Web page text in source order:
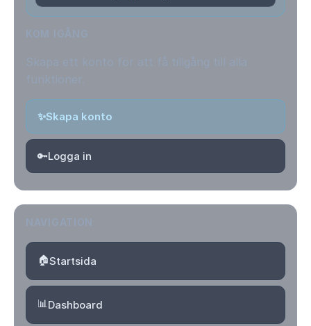
✨Skapa konto
🔑Logga in
🏠Startsida
📊Dashboard